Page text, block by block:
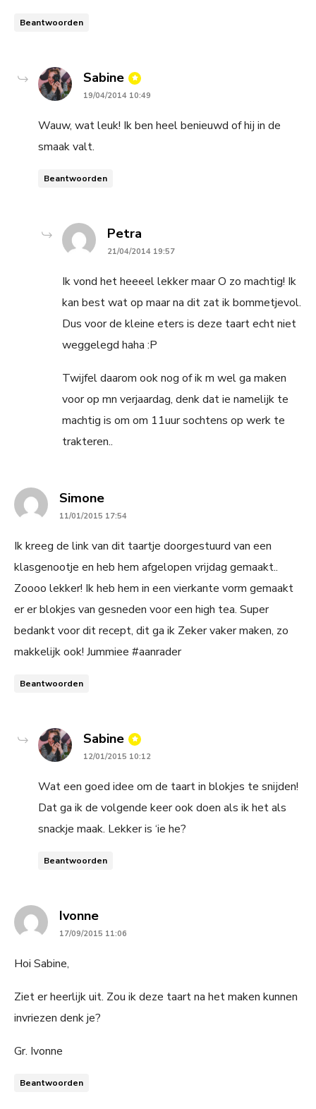
Beantwoorden
Sabine says:
19/04/2014 10:49
Wauw, wat leuk! Ik ben heel benieuwd of hij in de
smaak valt.
Beantwoorden
Petra
21/04/2014 19:57
Ik vond het heeeel lekker maar O zo machtig! Ik
kan best wat op maar na dit zat ik bommetjevol.
Dus voor de kleine eters is deze taart echt niet
weggelegd haha :P
Twijfel daarom ook nog of ik m wel ga maken
voor op mn verjaardag, denk dat ie namelijk te
machtig is om om 11uur sochtens op werk te
trakteren..
Simonesays:
11/01/2015 17:54
Ik kreeg de link van dit taartje doorgestuurd van een
klasgenootje en heb hem afgelopen vrijdag gemaakt..
Zoooo lekker! Ik heb hem in een vierkante vorm gemaakt
er er blokjes van gesneden voor een high tea. Super
bedankt voor dit recept, dit ga ik Zeker vaker maken, zo
makkelijk ook! Jummiee #aanrader
Beantwoorden
Sabine says:
12/01/2015 10:12
Wat een goed idee om de taart in blokjes te snijden!
Dat ga ik de volgende keer ook doen als ik het als
snackje maak. Lekker is ‘ie he?
Beantwoorden
Ivonnesays:
17/09/2015 11:06
Hoi Sabine,
Ziet er heerlijk uit. Zou ik deze taart na het maken kunnen
invriezen denk je?
Gr. Ivonne
Beantwoorden